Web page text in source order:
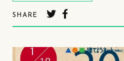
SHARE